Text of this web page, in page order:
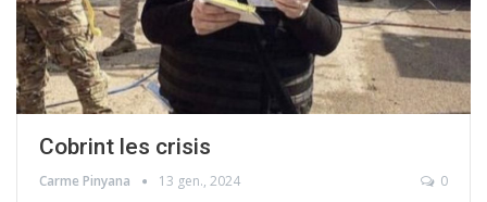
Cobrint les crisis
Carme Pinyana 13 gen., 2024 0